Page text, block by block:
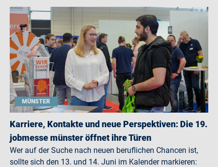
MÜNSTER
Karriere, Kontakte und neue Perspektiven: Die 19.
jobmesse münster öffnet ihre Türen
Wer auf der Suche nach neuen beruflichen Chancen ist,
sollte sich den 13. und 14. Juni im Kalender markieren: